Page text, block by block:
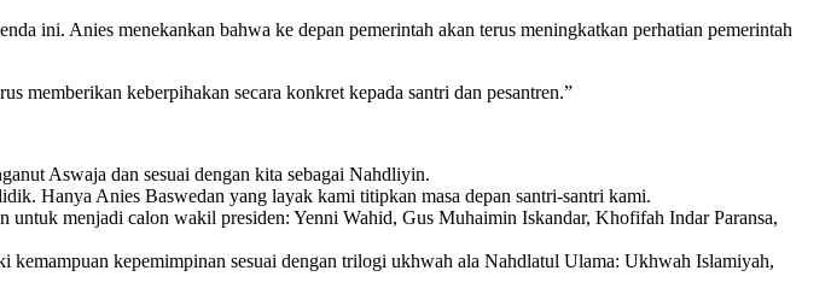
ini. Anies menekankan bahwa ke depan pemerintah akan terus meningkatkan perhatian pemerintah
memberikan keberpihakan secara konkret kepada santri dan pesantren.”
Aswaja dan sesuai dengan kita sebagai Nahdliyin.
Hanya Anies Baswedan yang layak kami titipkan masa depan santri-santri kami.
menjadi calon wakil presiden: Yenni Wahid, Gus Muhaimin Iskandar, Khofifah Indar Paransa,
kepemimpinan sesuai dengan trilogi ukhwah ala Nahdlatul Ulama: Ukhwah Islamiyah,